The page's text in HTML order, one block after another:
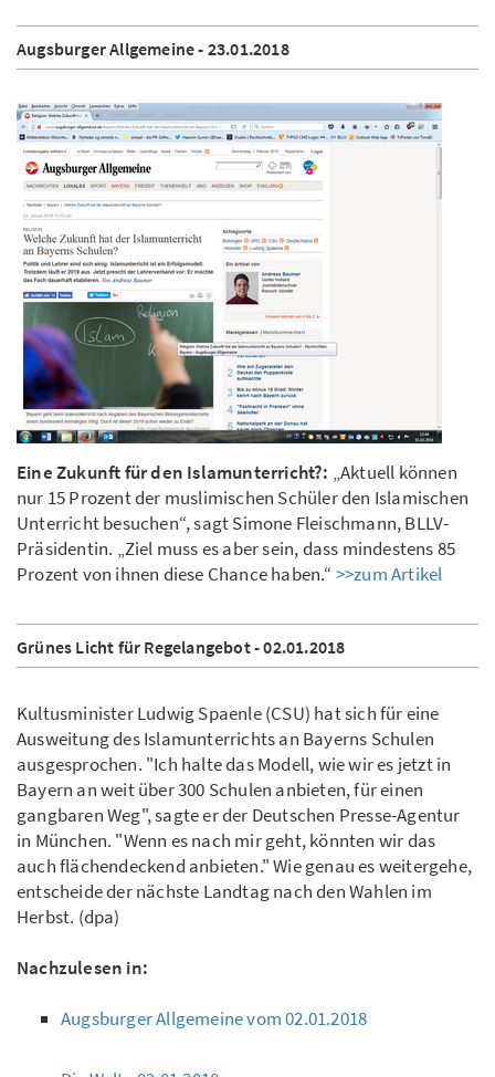
Augsburger Allgemeine - 23.01.2018
Eine Zukunft für den Islamunterricht?: „Aktuell können
nur 15 Prozent der muslimischen Schüler den Islamischen
Unterricht besuchen“, sagt Simone Fleischmann, BLLV-
Präsidentin. „Ziel muss es aber sein, dass mindestens 85
Prozent von ihnen diese Chance haben.“ >>zum Artikel
Grünes Licht für Regelangebot - 02.01.2018
Kultusminister Ludwig Spaenle (CSU) hat sich für eine
Ausweitung des Islamunterrichts an Bayerns Schulen
ausgesprochen. "Ich halte das Modell, wie wir es jetzt in
Bayern an weit über 300 Schulen anbieten, für einen
gangbaren Weg", sagte er der Deutschen Presse-Agentur
in München. "Wenn es nach mir geht, könnten wir das
auch flächendeckend anbieten." Wie genau es weitergehe,
entscheide der nächste Landtag nach den Wahlen im
Herbst. (dpa)
Nachzulesen in:
Augsburger Allgemeine vom 02.01.2018